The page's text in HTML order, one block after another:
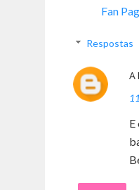
Fan
Respostas
E